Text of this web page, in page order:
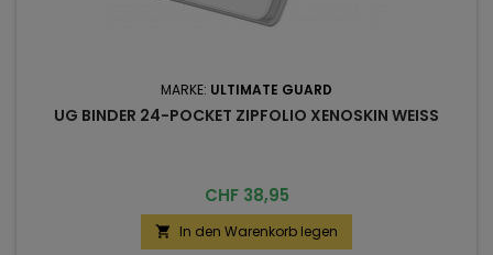
MARKE: ULTIMATE GUARD
UG BINDER 24-POCKET ZIPFOLIO XENOSKIN WEISS
Preis
CHF 38,95
 In den Warenkorb legen